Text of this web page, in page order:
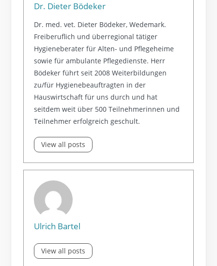
Dr. Dieter Bödeker
Dr. med. vet. Dieter Bödeker, Wedemark.
Freiberuflich und überregional tätiger
Hygieneberater für Alten- und Pflegeheime
sowie für ambulante Pflegedienste. Herr
Bödeker führt seit 2008 Weiterbildungen
zu/für Hygienebeauftragten in der
Hauswirtschaft für uns durch und hat
seitdem weit über 500 Teilnehmerinnen und
Teilnehmer erfolgreich geschult.
View all posts
Ulrich Bartel
View all posts